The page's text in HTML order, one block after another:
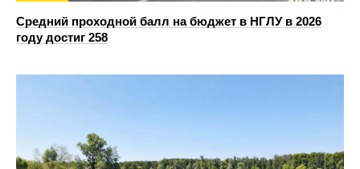
Средний проходной балл на бюджет в НГЛУ в 2026
году достиг 258